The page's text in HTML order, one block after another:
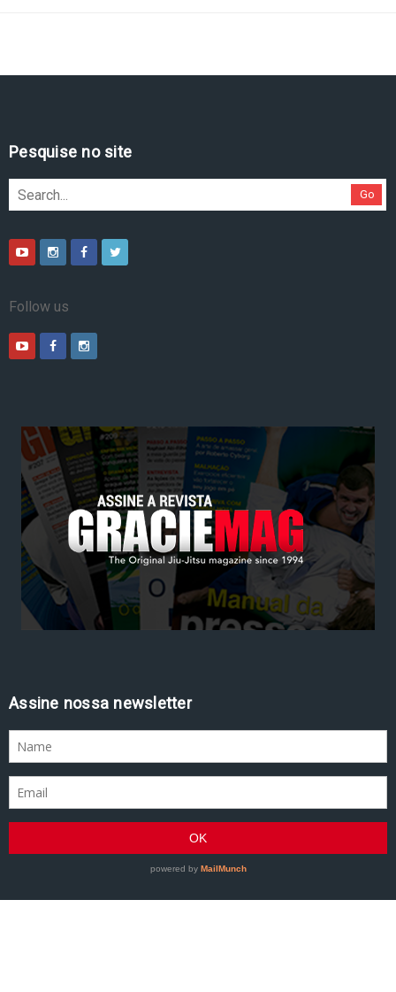
Pesquise no site
Go
Follow us
Assine nossa newsletter